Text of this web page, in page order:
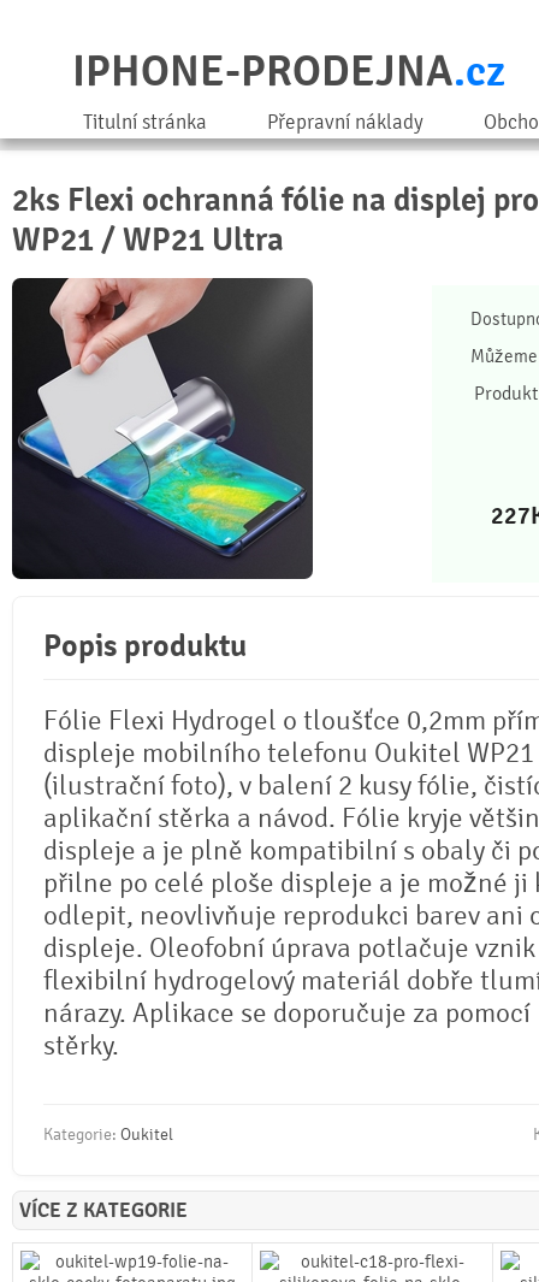
IPHONE-PRODEJNA.cz
Titulní stránka Přepravní náklady
2ks Flexi ochranná fólie na displej
WP21 / WP21 Ultra
227
Popis produktu
Fólie Flexi Hydrogel o tloušťce 0,2mm
displeje mobilního telefonu Oukitel WP21
(ilustrační foto), v balení 2 kusy fólie,
aplikační stěrka a návod. Fólie kryje
displeje a je plně kompatibilní s obaly či
přilne po celé ploše displeje a je možné ji
odlepit, neovlivňuje reprodukci barev ani
displeje. Oleofobní úprava potlačuje
flexibilní hydrogelový materiál dobře
nárazy. Aplikace se doporučuje za
stěrky.
Kategorie: Oukitel
VÍCE Z KATEGORIE